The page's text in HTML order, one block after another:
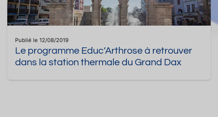
Publié le 12/08/2019
Le programme Educ’Arthrose à retrouver
dans la station thermale du Grand Dax